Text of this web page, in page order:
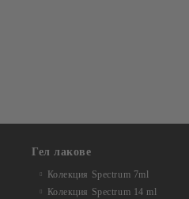
Гел лакове
Колекция Spectrum 7ml
Колекция Spectrum 14 ml